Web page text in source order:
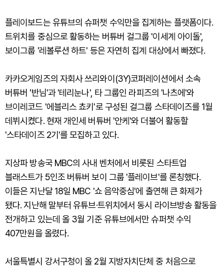
플레이보드는 유튜브의 슈퍼챗 수익만을 집계하는 플랫폼이다.
트위치를 중심으로 활동하는 버튜버 걸그룹 '이세계 아이돌',
보이그룹 '레볼루션 하트' 등은 자연히 집계 대상에서 빠졌다.
카카오게임즈의 자회사 쓰리와이(3Y)코퍼레이션에서 소속
버튜버 '반님'과 '테리눈나', 타 그룹인 라피즈의 '나츠에'와
브이레코드 '에블리스 쵸키'로 구성된 걸그룹 스타데이즈를 1월
데뷔시켰다. 현재 개인세 버튜버 '안케'와 더불어 활동할
'스타데이즈 2기'를 모집하고 있다.
지상파 방송국 MBC의 사내 벤처에서 비롯된 스타트업
블래스트가 5인조 버튜버 보이 그룹 '플레이브'를 론칭했다.
이들은 지난달 18일 MBC '쇼 음악중심'에 출연해 큰 화제가
됐다. 지난해 말부터 유튜브·트위치에서 동시 라이브방송 활동을
전개하고 있는데 올 3월 기준 유튜브에서만 슈퍼챗 수익
407만원을 올렸다.
서울특별시 강서구청이 올 2월 지방자치단체 중 처음으로